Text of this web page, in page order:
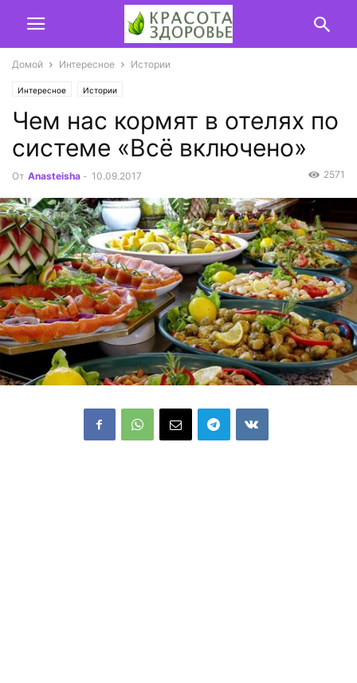
Домой Интересное Истории
Интересное Истории
Чем нас кормят в отелях по
системе «Всё включено»
От Anasteisha - 10.09.2017 2571